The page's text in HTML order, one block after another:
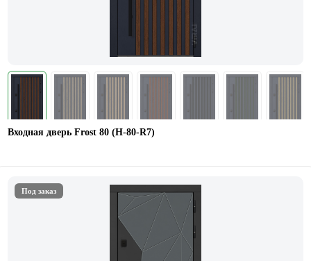
Входная дверь Frost 80 (Н-80-R7)
Под заказ